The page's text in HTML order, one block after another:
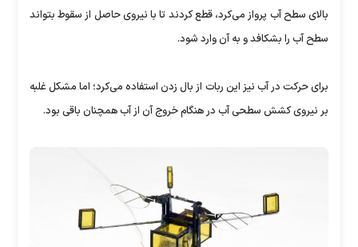
بالای سطح آب پرواز می‌کرد، قطع کردند تا با نیروی حاصل از سقوط بتواند
سطح آب را بشکافد و به آن وارد شود.
برای حرکت در آب نیز این ربات از بال زدن استفاده می‌کرد؛ اما مشکل غلبه
بر نیروی کشش سطحی آب در هنگام خروج آن از آب همچنان باقی بود.